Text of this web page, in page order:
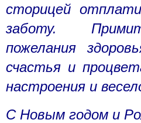
сторицей
заботу.
пожелания
счастья и
настроения и
С Новым годом и